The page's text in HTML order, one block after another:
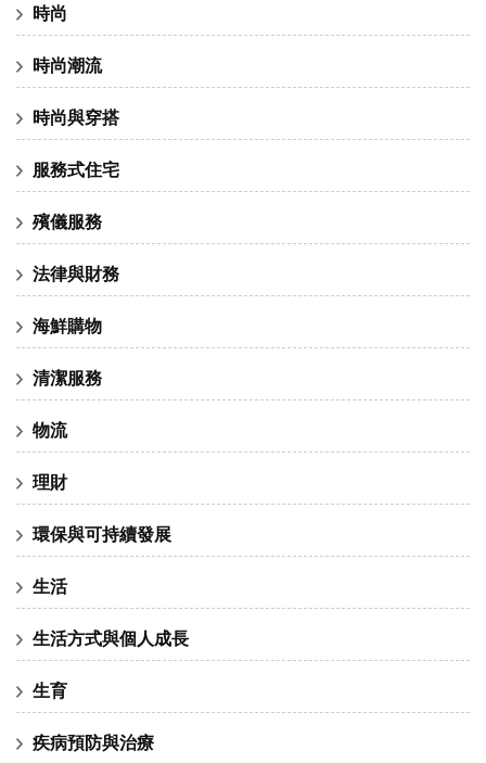
時尚
時尚潮流
時尚與穿搭
服務式住宅
殯儀服務
法律與財務
海鮮購物
清潔服務
物流
理財
環保與可持續發展
生活
生活方式與個人成長
生育
疾病預防與治療